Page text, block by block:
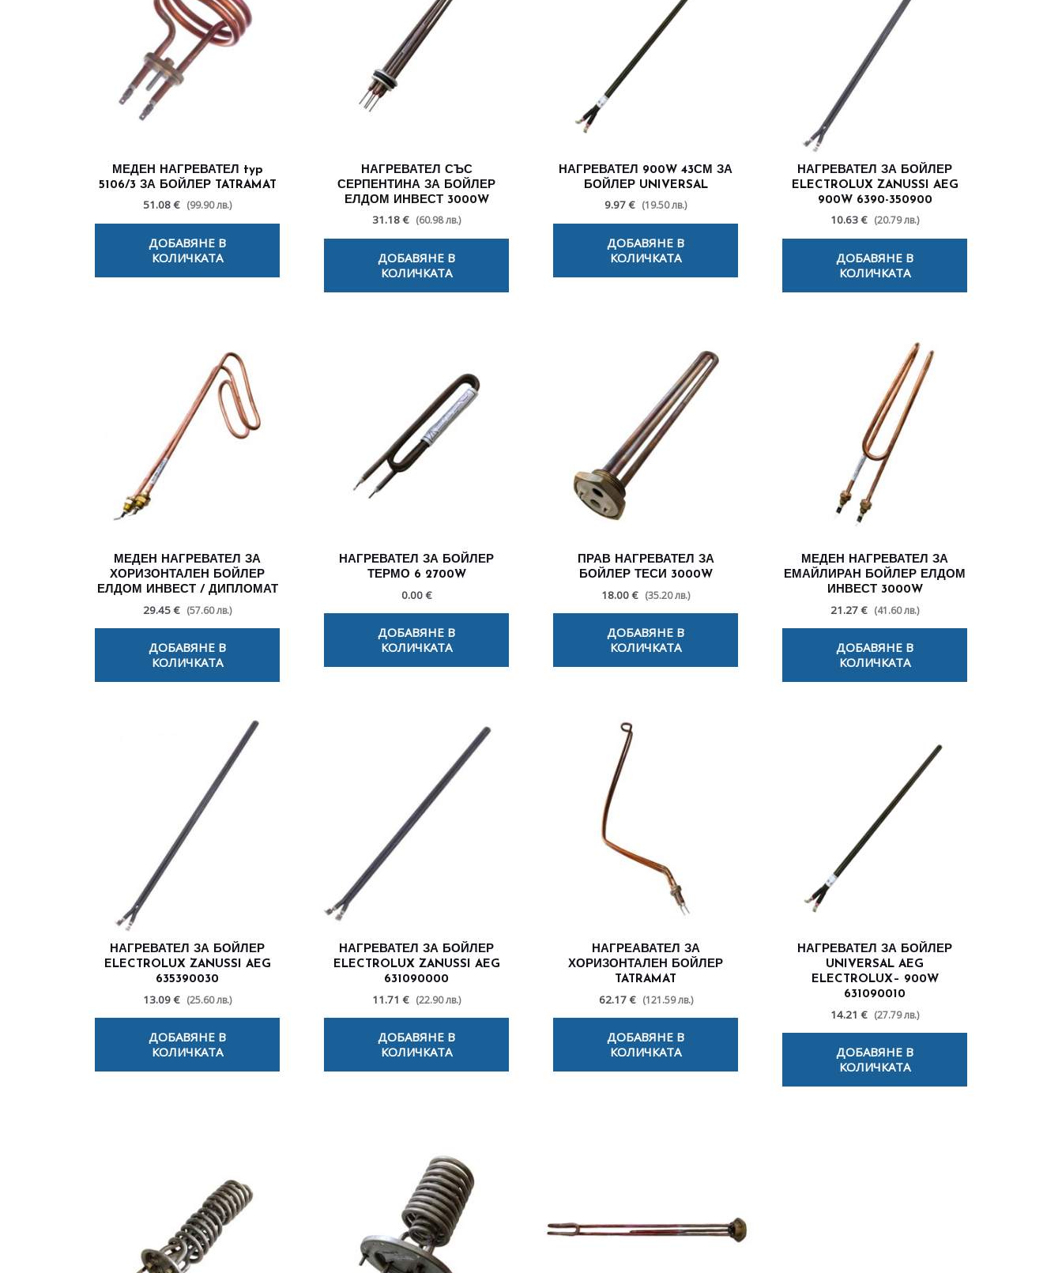
МЕДЕН НАГРЕВАТЕЛ typ
5106/3 ЗА БОЙЛЕР TATRAMAT
51.08 € (99.90 лв.)
ДОБАВЯНЕ В
КОЛИЧКАТА
НАГРЕВАТЕЛ СЪС
СЕРПЕНТИНА ЗА БОЙЛЕР
ЕЛДОМ ИНВЕСТ 3000W
31.18 € (60.98 лв.)
ДОБАВЯНЕ В
КОЛИЧКАТА
НАГРЕВАТЕЛ 900W 43СМ ЗА
БОЙЛЕР UNIVERSAL
9.97 € (19.50 лв.)
ДОБАВЯНЕ В
КОЛИЧКАТА
НАГРЕВАТЕЛ ЗА БОЙЛЕР
ELECTROLUX ZANUSSI AEG
900W 6390-350900
10.63 € (20.79 лв.)
ДОБАВЯНЕ В
КОЛИЧКАТА
МЕДЕН НАГРЕВАТЕЛ ЗА
ХОРИЗОНТАЛЕН БОЙЛЕР
ЕЛДОМ ИНВЕСТ / ДИПЛОМАТ
29.45 € (57.60 лв.)
ДОБАВЯНЕ В
КОЛИЧКАТА
НАГРЕВАТЕЛ ЗА БОЙЛЕР
ТЕРМО 6 2700W
0.00€
ДОБАВЯНЕ В
КОЛИЧКАТА
ПРАВ НАГРЕВАТЕЛ ЗА
БОЙЛЕР ТЕСИ 3000W
18.00 € (35.20 лв.)
ДОБАВЯНЕ В
КОЛИЧКАТА
МЕДЕН НАГРЕВАТЕЛ ЗА
ЕМАЙЛИРАН БОЙЛЕР ЕЛДОМ
ИНВЕСТ 3000W
21.27 € (41.60 лв.)
ДОБАВЯНЕ В
КОЛИЧКАТА
НАГРЕВАТЕЛ ЗА БОЙЛЕР
ELECTROLUX ZANUSSI AEG
635390030
13.09 € (25.60 лв.)
ДОБАВЯНЕ В
КОЛИЧКАТА
НАГРЕВАТЕЛ ЗА БОЙЛЕР
ELECTROLUX ZANUSSI AEG
631090000
11.71 € (22.90 лв.)
ДОБАВЯНЕ В
КОЛИЧКАТА
НАГРЕАВАТЕЛ ЗА
ХОРИЗОНТАЛЕН БОЙЛЕР
TATRAMAT
62.17 € (121.59 лв.)
ДОБАВЯНЕ В
КОЛИЧКАТА
НАГРЕВАТЕЛ ЗА БОЙЛЕР
UNIVERSAL AEG
ELECTROLUX– 900W
631090010
14.21 € (27.79 лв.)
ДОБАВЯНЕ В
КОЛИЧКАТА